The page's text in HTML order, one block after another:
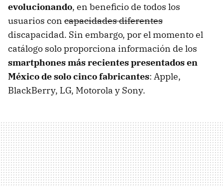
evolucionando, en beneficio de todos los
usuarios con capacidades diferentes
discapacidad. Sin embargo, por el momento el
catálogo solo proporciona información de los
smartphones más recientes presentados en
México de solo cinco fabricantes: Apple,
BlackBerry, LG, Motorola y Sony.